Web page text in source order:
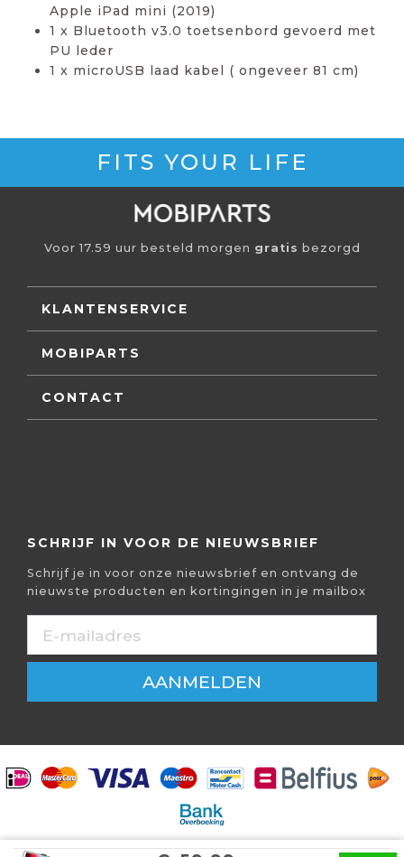
Apple iPad mini (2019)
1 x Bluetooth v3.0 toetsenbord gevoerd met
PU leder
1 x microUSB laad kabel ( ongeveer 81 cm)
FITS YOUR LIFE
Voor 17.59 uur besteld morgen gratis bezorgd
KLANTENSERVICE
MOBIPARTS
CONTACT
SCHRIJF IN VOOR DE NIEUWSBRIEF
Schrijf je in voor onze nieuwsbrief en ontvang de
nieuwste producten en kortingingen in je mailbox
AANMELDEN